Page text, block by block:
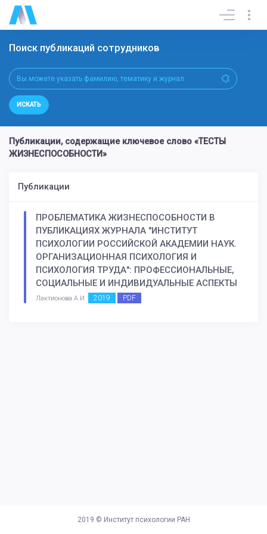
Поиск публикаций сотрудников
ИСКАТЬ
Публикации, содержащие ключевое слово «ТЕСТЫ
ЖИЗНЕСПОСОБНОСТИ»
Публикации
ПРОБЛЕМАТИКА ЖИЗНЕСПОСОБНОСТИ В
ПУБЛИКАЦИЯХ ЖУРНАЛА "ИНСТИТУТ
ПСИХОЛОГИИ РОССИЙСКОЙ АКАДЕМИИ НАУК.
ОРГАНИЗАЦИОННАЯ ПСИХОЛОГИЯ И
ПСИХОЛОГИЯ ТРУДА": ПРОФЕССИОНАЛЬНЫЕ,
СОЦИАЛЬНЫЕ И ИНДИВИДУАЛЬНЫЕ АСПЕКТЫ
Лактионова А.И. 2019 PDF
2019 © Институт психологии РАН